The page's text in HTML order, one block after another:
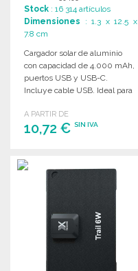
Stock : 16 314 artículos
Dimensiones : 1.3 x 12.5 x
7.8 cm
Cargador solar de aluminio
con capacidad de 4.000 mAh,
puertos USB y USB-C.
Incluye cable USB. Ideal para
A PARTIR DE
10,72 € SIN IVA
Solicitar un presupuesto